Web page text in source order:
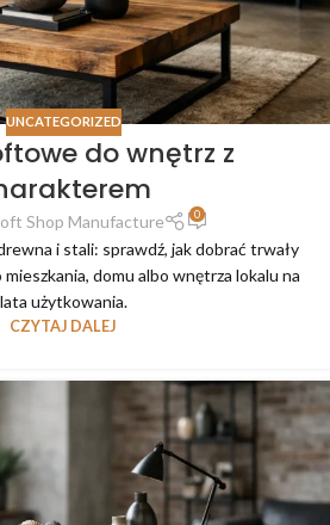
UNCATEGORIZED
do wnętrz z
Shop Manufacture 0
i stali: sprawdź, jak dobrać trwały
domu albo wnętrza lokalu na
lata użytkowania.
CZYTAJ DALEJ